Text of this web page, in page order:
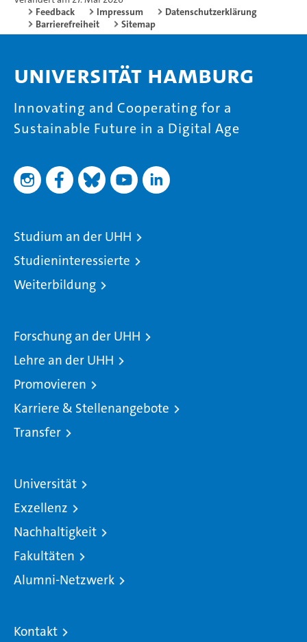
Feedback
Impressum
Datenschutzerklärung
Barrierefreiheit
Sitemap
Universität Hamburg
Innovating and Cooperating for a
Sustainable Future in a Digital Age
Studium an der UHH
Studieninteressierte
Weiterbildung
Forschung an der UHH
Lehre an der UHH
Promovieren
Karriere & Stellenangebote
Transfer
Universität
Exzellenz
Nachhaltigkeit
Fakultäten
Alumni-Netzwerk
Kontakt